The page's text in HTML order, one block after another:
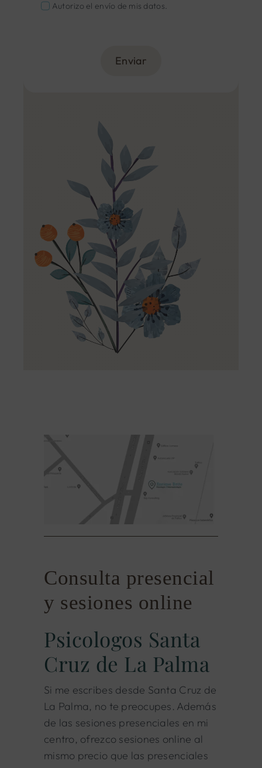
Autorizo el envío de mis datos.
Enviar
Consulta presencial
y sesiones online
Psicologos Santa
Cruz de La Palma
Si me escribes desde Santa Cruz de
La Palma, no te preocupes. Además
de las sesiones presenciales en mi
centro, ofrezco sesiones online al
mismo precio que las presenciales